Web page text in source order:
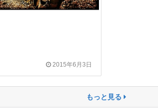
2015年6月3日
もっと見る